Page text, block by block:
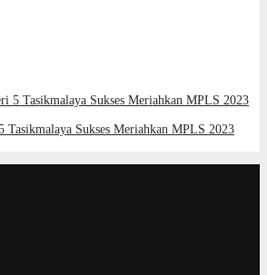
Sukses Meriahkan MPLS 2023